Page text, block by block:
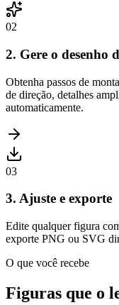
02
2. Gere o desenho
Obtenha passos de
de direção, detalhes
automaticamente.
03
3. Ajuste e exporte
Edite qualquer figura
exporte PNG ou SVG
O que você recebe
Figuras que o